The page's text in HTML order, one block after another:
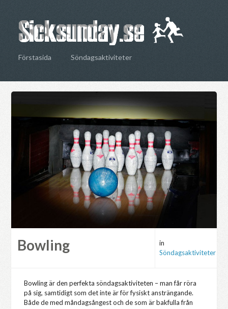
Förstasida Söndagsaktiviteter
Bowling
in
Söndagsaktiviteter
Bowling är den perfekta söndagsaktiviteten – man får röra
på sig, samtidigt som det inte är för fysiskt ansträngande.
Både de med måndagsångest och de som är bakfulla från